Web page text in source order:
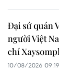
Đại sứ quán
người Việt
chí
10/08/2026 09:19